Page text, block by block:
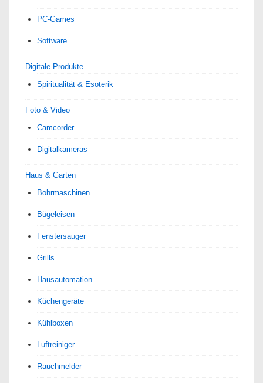
PC-Games
Software
Digitale Produkte
Spiri­tua­lität & Esoterik
Foto & Video
Camcorder
Digitalkameras
Haus & Garten
Bohrmaschinen
Bügeleisen
Fenstersauger
Grills
Hausautomation
Küchengeräte
Kühlboxen
Luftreiniger
Rauchmelder